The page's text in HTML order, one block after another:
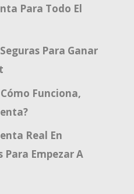
Para Todo El
Para Ganar
Funciona,
Real En
Empezar A